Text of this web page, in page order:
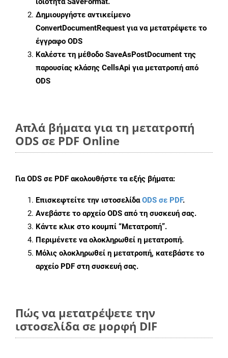
Δημιουργήστε αντικείμενο
ConvertDocumentRequest για να μετατρέψετε το
έγγραφο ODS
Καλέστε τη μέθοδο SaveAsPostDocument της
παρουσίας κλάσης CellsApi για μετατροπή από
ODS
Απλά βήματα για τη μετατροπή
ODS σε PDF Online
ΓιαODS σε PDF ακολουθήστε τα εξής βήματα:
Επισκεφτείτε την ιστοσελίδαODS σε PDF.
Ανεβάστε το αρχείο ODS από τη συσκευή σας.
Κάντε κλικ στο κουμπί “Μετατροπή”.
Περιμένετε να ολοκληρωθεί η μετατροπή.
Μόλις ολοκληρωθεί η μετατροπή, κατεβάστε το
αρχείο PDF στη συσκευή σας.
Πώς να μετατρέψετε την
ιστοσελίδα σε μορφή DIF